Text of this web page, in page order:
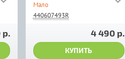
р.
Мало
440607493R
4 490 р.
КУПИТЬ